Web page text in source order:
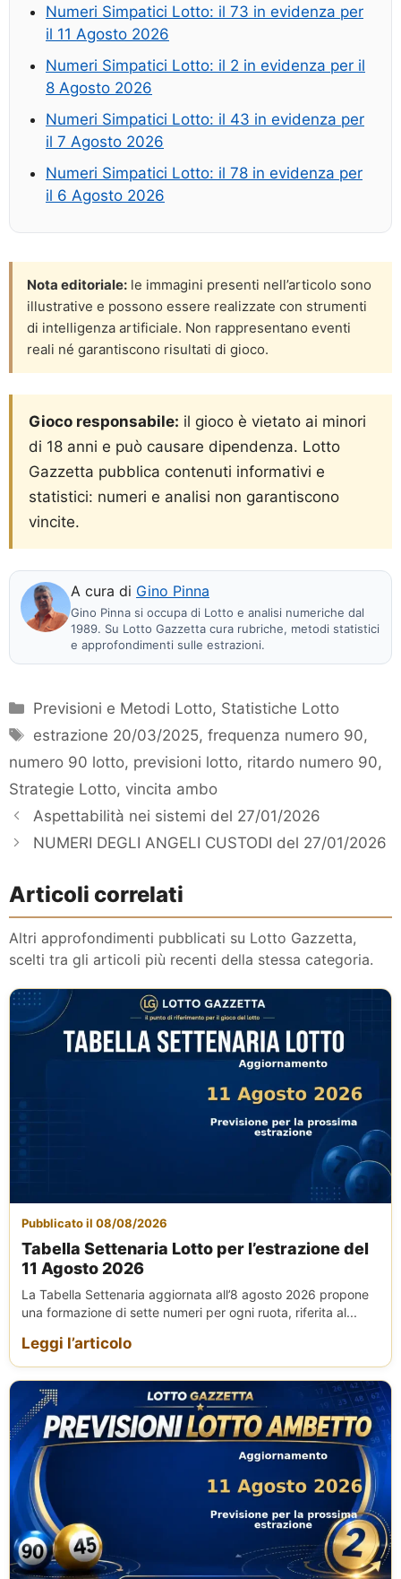
Numeri Simpatici Lotto: il 73 in evidenza per
il 11 Agosto 2026
Numeri Simpatici Lotto: il 2 in evidenza per il
8 Agosto 2026
Numeri Simpatici Lotto: il 43 in evidenza per
il 7 Agosto 2026
Numeri Simpatici Lotto: il 78 in evidenza per
il 6 Agosto 2026
Nota editoriale: le immagini presenti nell’articolo sono
illustrative e possono essere realizzate con strumenti
di intelligenza artificiale. Non rappresentano eventi
reali né garantiscono risultati di gioco.
Gioco responsabile: il gioco è vietato ai minori
di 18 anni e può causare dipendenza. Lotto
Gazzetta pubblica contenuti informativi e
statistici: numeri e analisi non garantiscono
vincite.
A cura di Gino Pinna
Gino Pinna si occupa di Lotto e analisi numeriche dal
1989. Su Lotto Gazzetta cura rubriche, metodi statistici
e approfondimenti sulle estrazioni.
Categorie
Previsioni e Metodi Lotto, Statistiche Lotto
Tag
estrazione 20/03/2025,frequenza numero 90,
numero 90 lotto, previsioni lotto, ritardo numero 90,
Strategie Lotto, vincita ambo
Aspettabilità nei sistemi del 27/01/2026
NUMERI DEGLI ANGELI CUSTODI del 27/01/2026
Articoli correlati
Altri approfondimenti pubblicati su Lotto Gazzetta,
scelti tra gli articoli più recenti della stessa categoria.
Pubblicato il 08/08/2026
Tabella Settenaria Lotto per l’estrazione del
11 Agosto 2026
La Tabella Settenaria aggiornata all’8 agosto 2026 propone
una formazione di sette numeri per ogni ruota, riferita al...
Leggi l’articolo